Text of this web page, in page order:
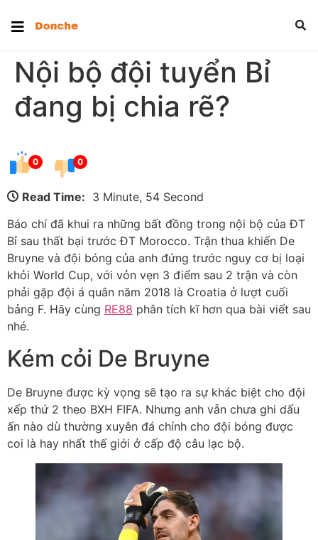
Nội bộ đội tuyển Bỉ
đang bị chia rẽ?
0 0
Read Time: 3 Minute, 54 Second
Báo chí đã khui ra những bất đồng trong nội bộ của ĐT
Bỉ sau thất bại trước ĐT Morocco. Trận thua khiến De
Bruyne và đội bóng của anh đứng trước nguy cơ bị loại
khỏi World Cup, với vỏn vẹn 3 điểm sau 2 trận và còn
phải gặp đội á quân năm 2018 là Croatia ở lượt cuối
bảng F. Hãy cùng RE88 phân tích kĩ hơn qua bài viết sau
nhé.
Kém cỏi De Bruyne
De Bruyne được kỳ vọng sẽ tạo ra sự khác biệt cho đội
xếp thứ 2 theo BXH FIFA. Nhưng anh vẫn chưa ghi dấu
ấn nào dù thường xuyên đá chính cho đội bóng được
coi là hay nhất thế giới ở cấp độ câu lạc bộ.